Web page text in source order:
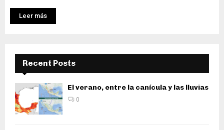
Leer más
Recent Posts
El verano, entre la canícula y las lluvias
0